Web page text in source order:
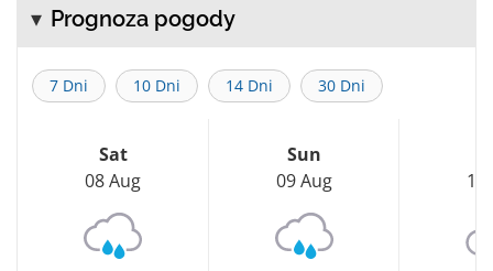
Prognoza pogody
7 Dni 10 Dni 14 Dni 30 Dni
Sat
08 Aug
Sun
09 Aug
10